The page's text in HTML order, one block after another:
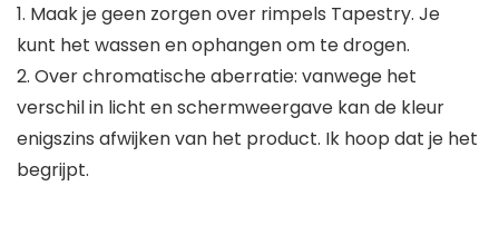
1. Maak je geen zorgen over rimpels Tapestry. Je
kunt het wassen en ophangen om te drogen.
2. Over chromatische aberratie: vanwege het
verschil in licht en schermweergave kan de kleur
enigszins afwijken van het product. Ik hoop dat je het
begrijpt.